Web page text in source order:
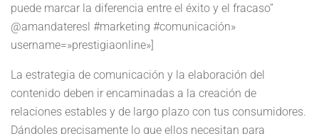
puede marcar la diferencia entre el éxito y el fracaso”
@amandateresl #marketing #comunicación»
username=»prestigiaonline»]
La estrategia de comunicación y la elaboración del
contenido deben ir encaminadas a la creación de
relaciones estables y de largo plazo con tus consumidores.
Dándoles precisamente lo que ellos necesitan para